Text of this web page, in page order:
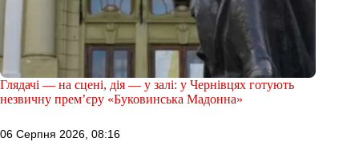
Глядачі — на сцені, дія — у залі: у Чернівцях готують
незвичну прем’єру «Буковинська Мадонна»
06 Серпня 2026, 08:16